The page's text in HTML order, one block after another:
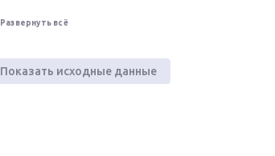
Развернуть всё
Показать исходные данные